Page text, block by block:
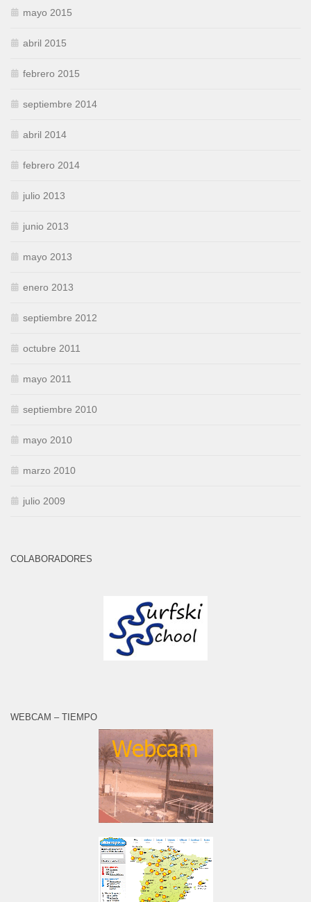
mayo 2015
abril 2015
febrero 2015
septiembre 2014
abril 2014
febrero 2014
julio 2013
junio 2013
mayo 2013
enero 2013
septiembre 2012
octubre 2011
mayo 2011
septiembre 2010
mayo 2010
marzo 2010
julio 2009
COLABORADORES
WEBCAM – TIEMPO